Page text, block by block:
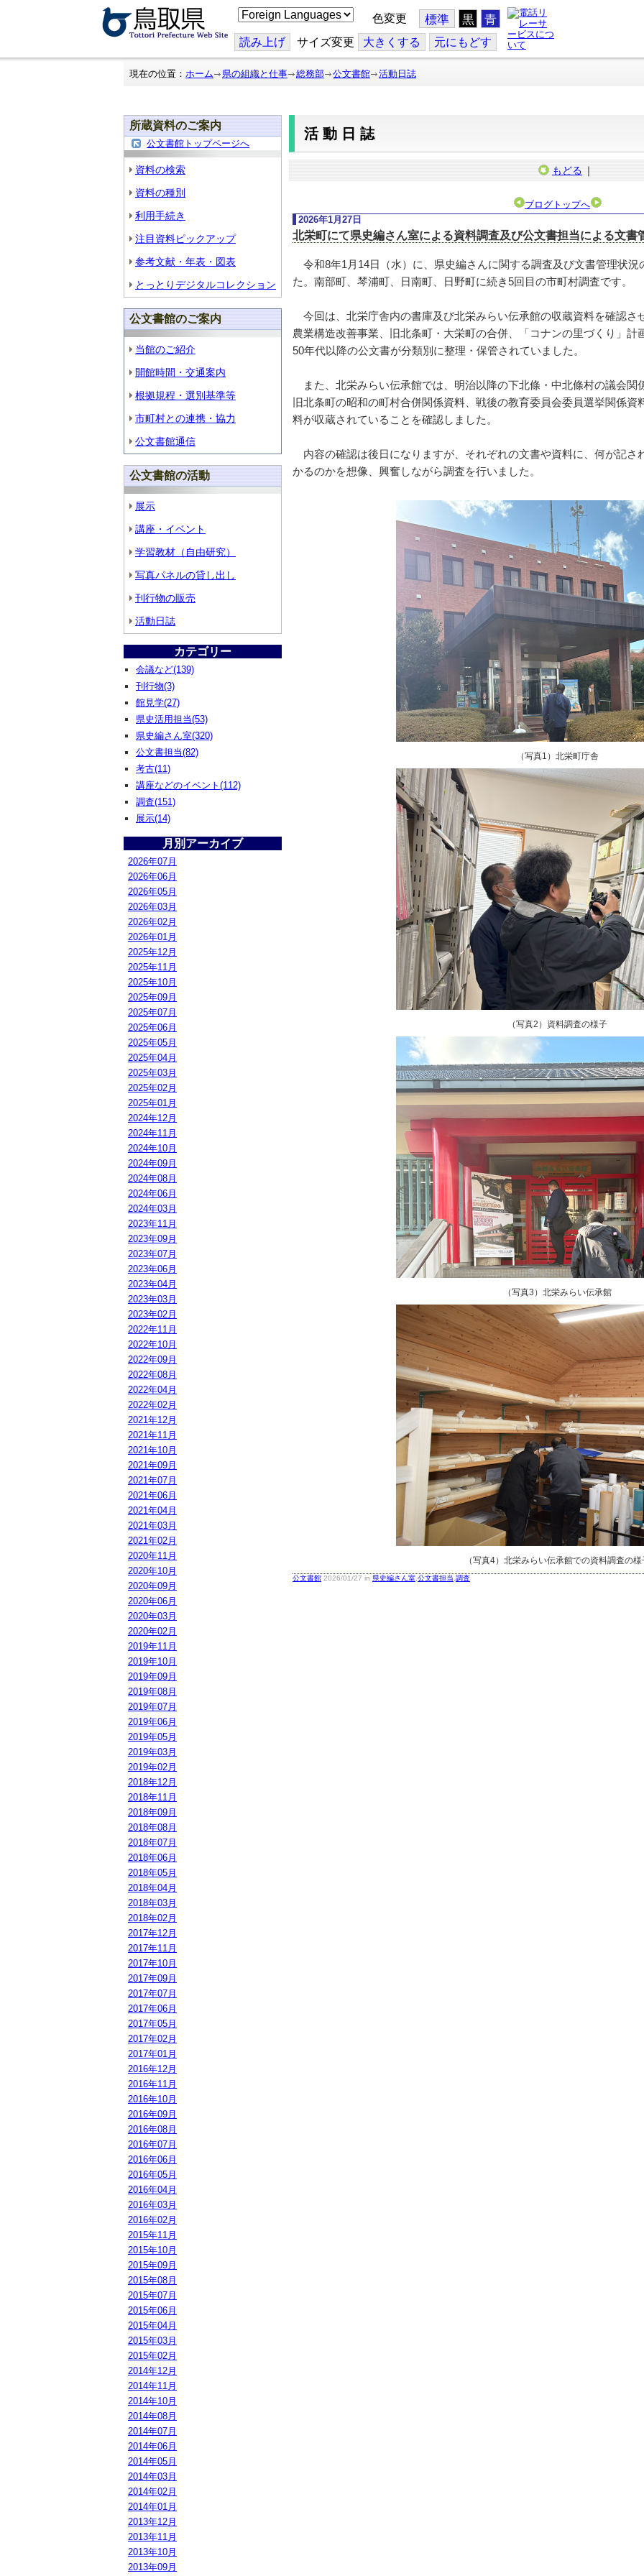
こ
の
ジ
を
翻
色変更 標準 黒 青
読み上げ サイズ変更 大きくする 元にもどす
現在の位置： ホーム 県の組織と仕事 総務部 公文書館 活動日誌
所蔵資料のご案内
公文書館トップページへ
資料の検索
資料の種別
利用手続き
注目資料ピックアップ
参考文献・年表・図表
とっとりデジタルコレクション
公文書館のご案内
当館のご紹介
開館時間・交通案内
根拠規程・選別基準等
市町村との連携・協力
公文書館通信
公文書館の活動
展示
講座・イベント
学習教材（自由研究）
写真パネルの貸し出し
刊行物の販売
活動日誌
カテゴリー
会議など(139)
刊行物(3)
館見学(27)
県史活用担当(53)
県史編さん室(320)
公文書担当(82)
考古(11)
講座などのイベント(112)
調査(151)
展示(14)
月別アーカイブ
2026年07月
2026年06月
2026年05月
2026年03月
2026年02月
2026年01月
2025年12月
2025年11月
2025年10月
2025年09月
2025年07月
2025年06月
2025年05月
2025年04月
2025年03月
2025年02月
2025年01月
2024年12月
2024年11月
2024年10月
2024年09月
2024年08月
2024年06月
2024年03月
2023年11月
2023年09月
2023年07月
2023年06月
2023年04月
2023年03月
2023年02月
2022年11月
2022年10月
2022年09月
2022年08月
2022年04月
2022年02月
2021年12月
2021年11月
2021年10月
2021年09月
2021年07月
2021年06月
2021年04月
2021年03月
2021年02月
2020年11月
2020年10月
2020年09月
2020年06月
2020年03月
2020年02月
2019年11月
2019年10月
2019年09月
2019年08月
2019年07月
2019年06月
2019年05月
2019年03月
2019年02月
2018年12月
2018年11月
2018年09月
2018年08月
2018年07月
2018年06月
2018年05月
2018年04月
2018年03月
2018年02月
2017年12月
2017年11月
2017年10月
2017年09月
2017年07月
2017年06月
2017年05月
2017年02月
2017年01月
2016年12月
2016年11月
2016年10月
2016年09月
2016年08月
2016年07月
2016年06月
2016年05月
2016年04月
2016年03月
2016年02月
2015年11月
2015年10月
2015年09月
2015年08月
2015年07月
2015年06月
2015年04月
2015年03月
2015年02月
2014年12月
2014年11月
2014年10月
2014年08月
2014年07月
2014年06月
2014年05月
2014年03月
2014年02月
2014年01月
2013年12月
2013年11月
2013年10月
2013年09月
活動日誌
もどる ｜
ブログトップへ
2026年1月27日
北栄町にて県史編さん室による資料調査及び公文書担当による文書
令和8年1月14日（水）に、県史編さんに関する調査及び文書管理状況
た。南部町、琴浦町、日南町、日野町に続き5回目の市町村調査です。
今回は、北栄庁舎内の書庫及び北栄みらい伝承館の収蔵資料を確認さ
農業構造改善事業、旧北条町・大栄町の合併、「コナンの里づくり」
50年代以降の公文書が分類別に整理・保管されていました。
また、北栄みらい伝承館では、明治以降の下北條・中北條村の議会関
旧北条町の昭和の町村合併関係資料、戦後の教育委員会委員選挙関係
料が収蔵されていることを確認しました。
内容の確認は後日になりますが、それぞれの文書や資料に、何が記さ
かるのかを想像、興奮しながら調査を行いました。
（写真1）北栄町庁舎
（写真2）資料調査の様子
（写真3）北栄みらい伝承館
（写真4）北栄みらい伝承館での資料調査の様
公文書館 2026/01/27 in 県史編さん室 公文書担当 調査